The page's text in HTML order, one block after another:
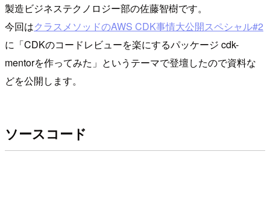
製造ビジネステクノロジー部の佐藤智樹です。
今回はクラスメソッドのAWS CDK事情大公開スペシャル#2
に「CDKのコードレビューを楽にするパッケージ cdk-
mentorを作ってみた」というテーマで登壇したので資料な
どを公開します。
ソースコード